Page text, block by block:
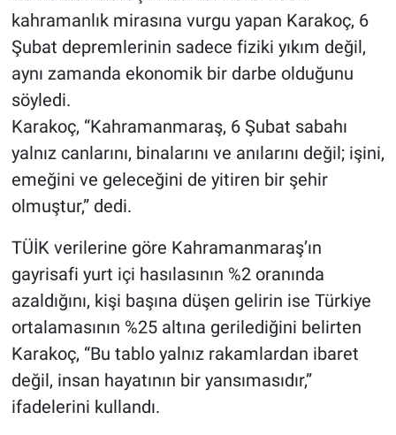
kahramanlık mirasına vurgu yapan Karakoç, 6
Şubat depremlerinin sadece fiziki yıkım değil,
aynı zamanda ekonomik bir darbe olduğunu
söyledi.
Karakoç, “Kahramanmaraş, 6 Şubat sabahı
yalnız canlarını, binalarını ve anılarını değil; işini,
emeğini ve geleceğini de yitiren bir şehir
olmuştur,” dedi.
TÜİK verilerine göre Kahramanmaraş’ın
gayrisafi yurt içi hasılasının %2 oranında
azaldığını, kişi başına düşen gelirin ise Türkiye
ortalamasının %25 altına gerilediğini belirten
Karakoç, “Bu tablo yalnız rakamlardan ibaret
değil, insan hayatının bir yansımasıdır,”
ifadelerini kullandı.